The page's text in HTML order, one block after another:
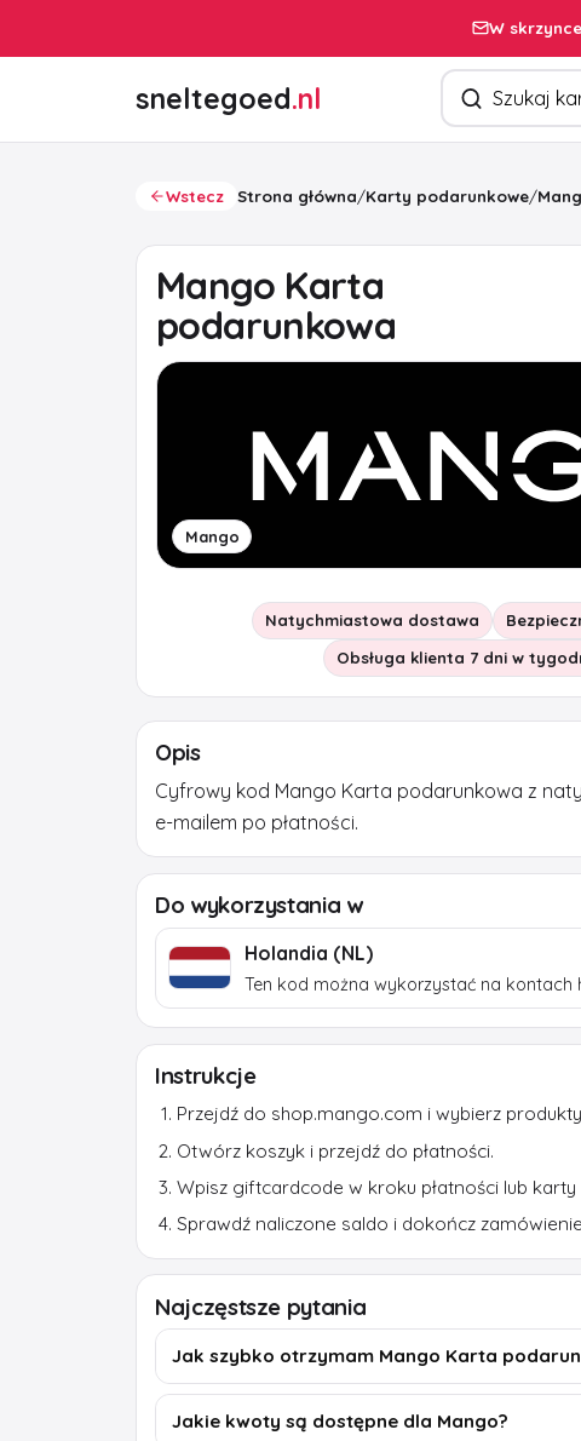
W
sneltegoed.nl Szukaj
Wstecz Strona główna/Karty podarunkowe/
Mango Karta
podarunkowa
Mango
Natychmiastowa dostawa
Obsługa klienta 7 dni w
Opis
Cyfrowy kod Mango Karta podarunkowa z
e-mailem po płatności.
Do wykorzystania w
Holandia (NL)
Ten kod można wykorzystać na kontach
Instrukcje
Przejdź do shop.mango.com i wybierz
Otwórz koszyk i przejdź do płatności.
Wpisz giftcardcode w kroku płatności lub
Sprawdź naliczone saldo i dokończ
Najczęstsze pytania
Jak szybko otrzymam Mango Karta
Jakie kwoty są dostępne dla Mango?